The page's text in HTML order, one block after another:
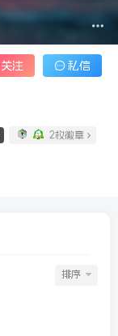
2枚徽章
关注 私信
排序